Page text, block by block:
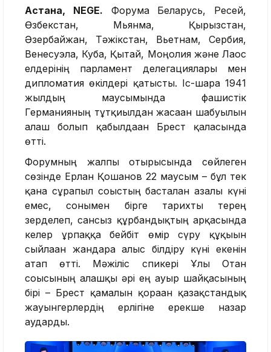
Астана, NEGE. Форумға Беларусь, Ресей,
Өзбекстан, Мьянма, Қырғызстан,
Әзербайжан, Тәжікстан, Вьетнам, Сербия,
Венесуэла, Куба, Қытай, Моңғолия және Лаос
елдерінің парламент делегациялары мен
дипломатия өкілдері қатысты. Іс-шара 1941
жылдың маусымында фашистік
Германияның тұтқиылдан жасаған шабуылын
алғаш болып қабылдаған Брест қаласында
өтті.
Форумның жалпы отырысында сөйлеген
сөзінде Ерлан Қошанов 22 маусым – бұл тек
қана сұрапыл соғыстың басталған азалы күні
емес, сонымен бірге тарихты терең
зерделеп, сансыз құрбандықтың арқасында
келер ұрпаққа бейбіт өмір сүру құқығын
сыйлаған жандарға алғыс білдіру күні екенін
атап өтті. Мәжіліс спикері Ұлы Отан
соғысының алғашқы әрі ең ауыр шайқасының
бірі – Брест қамалын қорғаған қазақстандық
жауынгерлердің ерлігіне ерекше назар
аударды.